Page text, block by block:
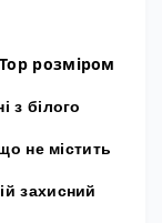
розміром
з білого
не містить
захисний